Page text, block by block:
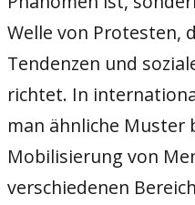
Welle von Protesten,
Tendenzen und
richtet. In
man ähnliche Muster
Mobilisierung von
verschiedenen